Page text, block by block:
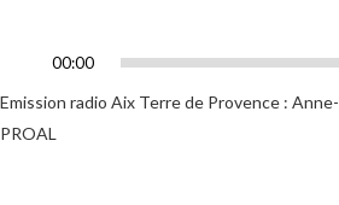
Lecteur
audio
00:00
Emission radio Aix Terre de Provence :
PROAL